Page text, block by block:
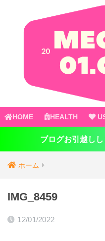
HOME HEALTH
ブログお引越しし
ホーム
IMG_8459
12/01/2022